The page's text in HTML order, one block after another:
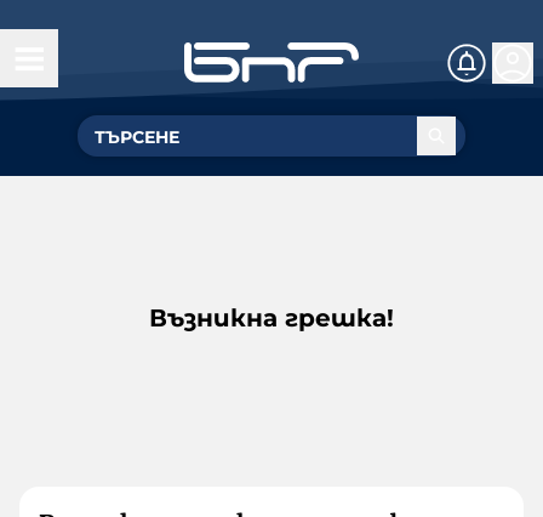
Възникна грешка!